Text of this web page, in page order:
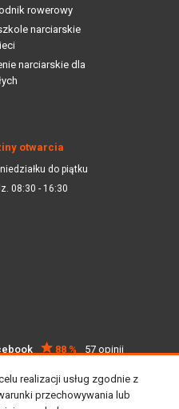
rowerowy
narciarskie
narciarskie dla
otwarcia
do piątku
08:30 - 16:30
88 %
57 opinii
realizacji usług zgodnie z
przechowywania lub